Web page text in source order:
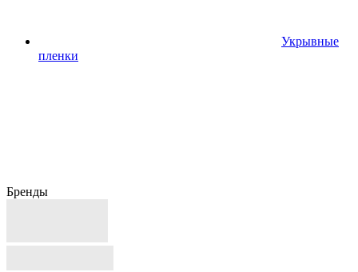
Укрывные
пленки
Бренды